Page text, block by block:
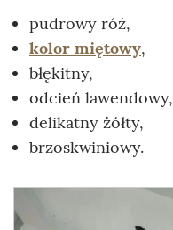
pudrowy róż,
kolor miętowy,
błękitny,
odcień lawendowy,
delikatny żółty,
brzoskwiniowy.